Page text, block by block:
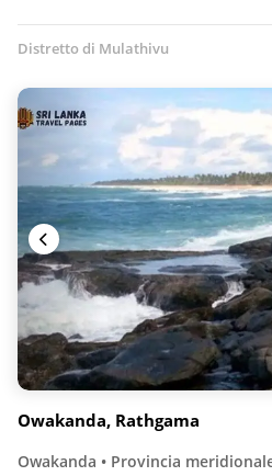
Distretto di Mulathivu
Owakanda, Rathgama
Owakanda • Provincia